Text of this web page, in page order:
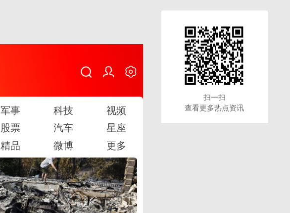
军事 科技
视频
股票 汽车
星座
精品 微博 更多
扫一扫
查看更多热点资讯
扫一扫
查看更多热点资讯